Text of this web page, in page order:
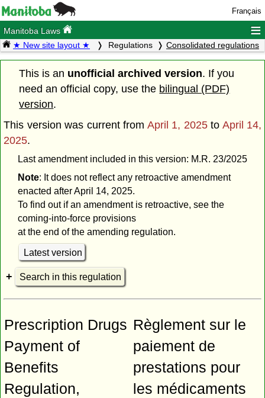
Français
Manitoba Laws ≡
★ New site layout ★ Regulations Consolidated regulations
This is an unofficial archived version. If you
need an official copy, use the bilingual (PDF)
version.
This version was current from April 1, 2025to April 14,
2025.
Last amendment included in this version: M.R. 23/2025
Note: It does not reflect any retroactive amendment
enacted after April 14, 2025.
To find out if an amendment is retroactive, see the
coming-into-force provisions
at the end of the amending regulation.
Latest version
Search in this regulation
Prescription Drugs
Payment of
Benefits
Regulation,
Règlement sur le
paiement de
prestations pour
les médicaments